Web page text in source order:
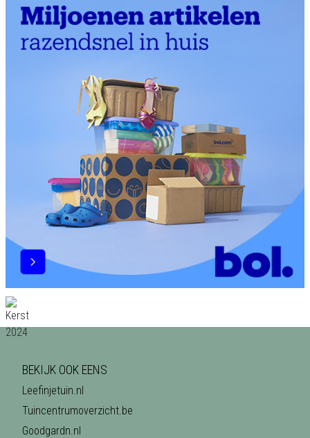
BEKIJK OOK EENS
Leefinjetuin.nl
Tuincentrumoverzicht.be
Goodgardn.nl